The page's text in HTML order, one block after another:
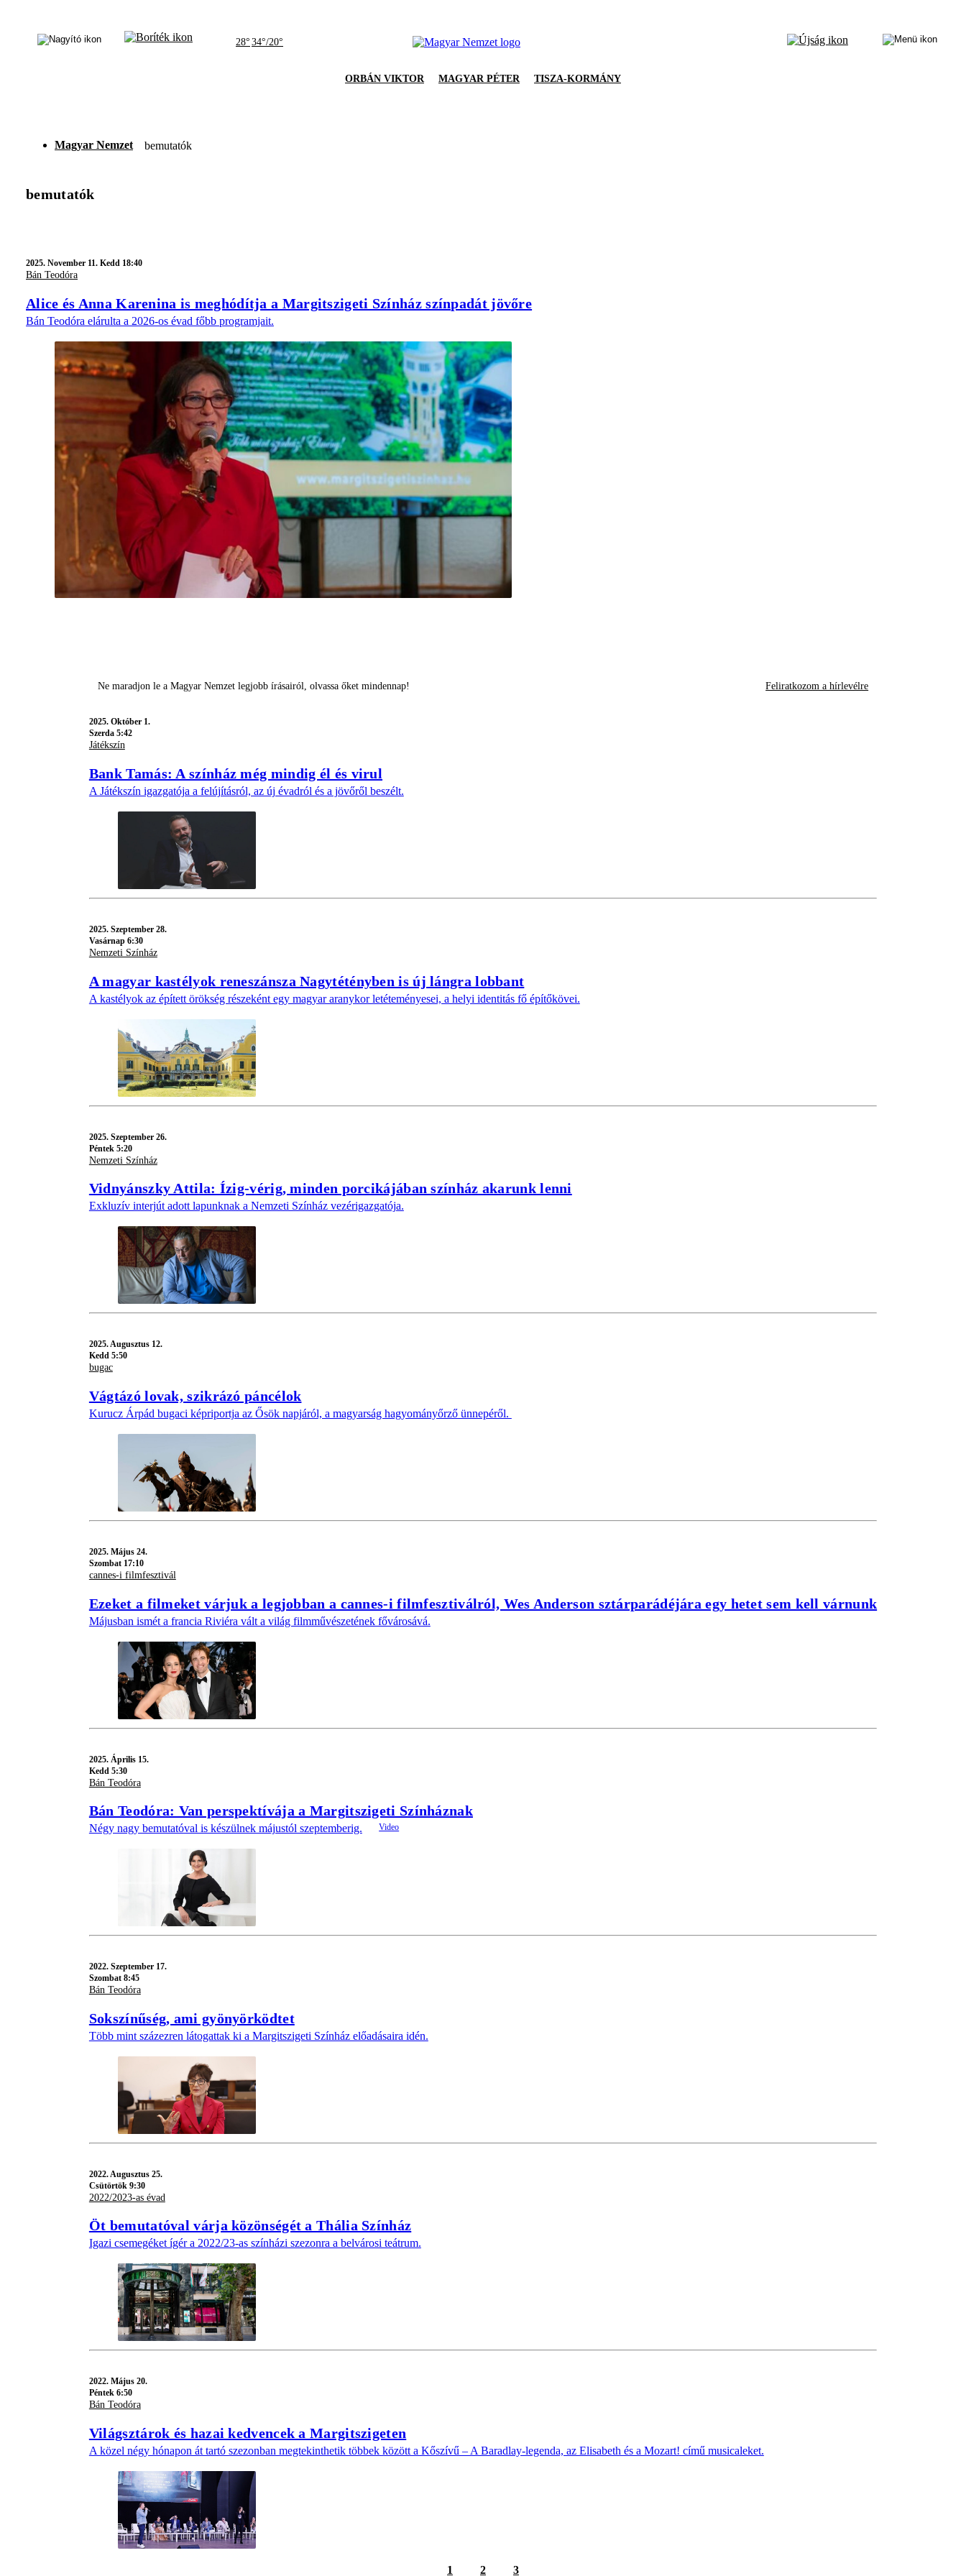
28° 34°/20°
ORBÁN VIKTOR MAGYAR PÉTER TISZA-KORMÁNY
Magyar Nemzet bemutatók
bemutatók
2025. November 11. Kedd 18:40
Bán Teodóra
Alice és Anna Karenina is meghódítja a Margitszigeti Színház színpadát jövőre
Bán Teodóra elárulta a 2026-os évad főbb programjait.
Ne maradjon le a Magyar Nemzet legjobb írásairól, olvassa őket mindennap! Feliratkozom a hírlevélre
2025. Október 1.
Szerda 5:42
Játékszín
Bank Tamás: A színház még mindig él és virul
A Játékszín igazgatója a felújításról, az új évadról és a jövőről beszélt.
2025. Szeptember 28.
Vasárnap 6:30
Nemzeti Színház
A magyar kastélyok reneszánsza Nagytétényben is új lángra lobbant
A kastélyok az épített örökség részeként egy magyar aranykor letéteményesei, a helyi identitás fő építőkövei.
2025. Szeptember 26.
Péntek 5:20
Nemzeti Színház
Vidnyánszky Attila: Ízig-vérig, minden porcikájában színház akarunk lenni
Exkluzív interjút adott lapunknak a Nemzeti Színház vezérigazgatója.
2025.Augusztus 12.
Kedd 5:50
bugac
Vágtázó lovak, szikrázó páncélok
Kurucz Árpád bugaci képriportja az Ősök napjáról, a magyarság hagyományőrző ünnepéről.
2025. Május 24.
Szombat 17:10
cannes-i filmfesztivál
Ezeket a filmeket várjuk a legjobban a cannes-i filmfesztiválról, Wes Anderson sztárparádéjára egy hetet sem kell várnunk
Májusban ismét a francia Riviéra vált a világ filmművészetének fővárosává.
2025. Április 15.
Kedd 5:30
Bán Teodóra
Bán Teodóra: Van perspektívája a Margitszigeti Színháznak
Négy nagy bemutatóval is készülnek májustól szeptemberig.
2022. Szeptember 17.
Szombat 8:45
Bán Teodóra
Sokszínűség, ami gyönyörködtet
Több mint százezren látogattak ki a Margitszigeti Színház előadásaira idén.
2022.Augusztus 25.
Csütörtök 9:30
2022/2023-as évad
Öt bemutatóval várja közönségét a Thália Színház
Igazi csemegéket ígér a 2022/23-as színházi szezonra a belvárosi teátrum.
2022. Május 20.
Péntek 6:50
Bán Teodóra
Világsztárok és hazai kedvencek a Margitszigeten
A közel négy hónapon át tartó szezonban megtekinthetik többek között a Kőszívű – A Baradlay-legenda, az Elisabeth és a Mozart! című musicaleket.
1 2 3